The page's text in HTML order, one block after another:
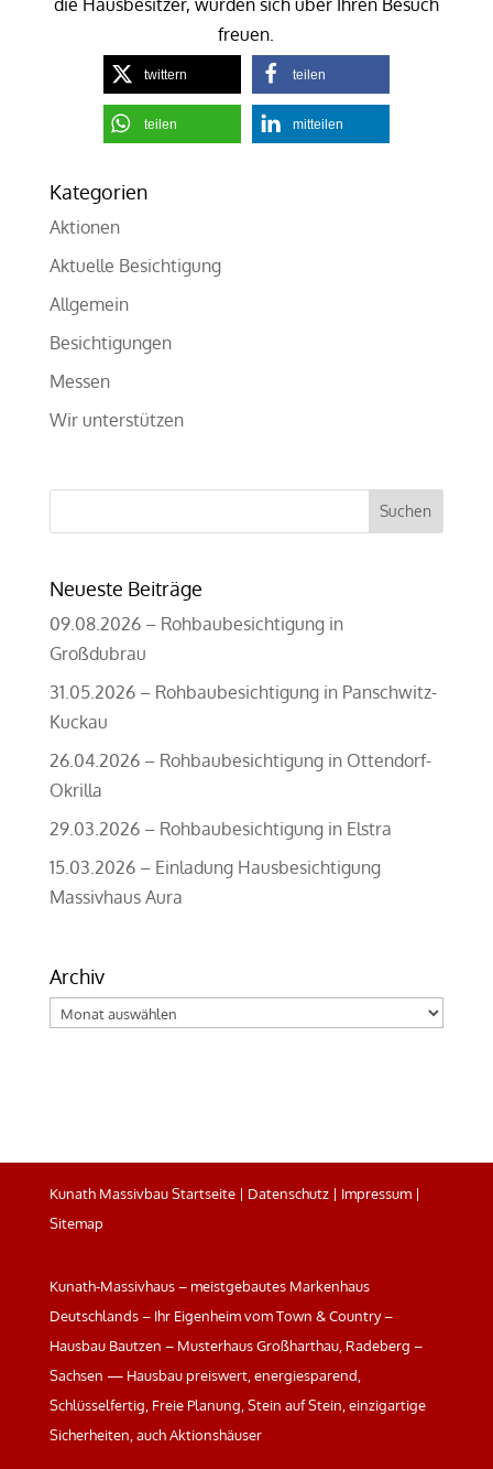
freuen.
twittern teilen
teilen mitteilen
Kategorien
Aktionen
Aktuelle Besichtigung
Allgemein
Besichtigungen
Messen
Wir unterstützen
Suchen
Neueste Beiträge
09.08.2026 – Rohbaubesichtigung in
Großdubrau
31.05.2026 – Rohbaubesichtigung in Panschwitz-
Kuckau
26.04.2026 – Rohbaubesichtigung in Ottendorf-
Okrilla
29.03.2026 – Rohbaubesichtigung in Elstra
15.03.2026 – Einladung Hausbesichtigung
Massivhaus Aura
Archiv
Archiv
Kunath Massivbau Startseite| Datenschutz| Impressum|
Sitemap
Kunath-Massivhaus – meistgebautes Markenhaus
Deutschlands – Ihr Eigenheim vom Town & Country –
Hausbau Bautzen – Musterhaus Großharthau, Radeberg –
Sachsen — Hausbau preiswert, energiesparend,
Schlüsselfertig, Freie Planung, Stein auf Stein, einzigartige
Sicherheiten, auch Aktionshäuser